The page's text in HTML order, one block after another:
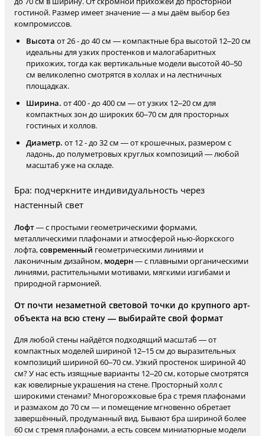
гостиной. Размер имеет значение — а мы даём выбор без
компромиссов.
Высота от 26 - до 40 см — компактные бра высотой 12–20 см
идеальны для узких простенков и малогабаритных
прихожих, тогда как вертикальные модели высотой 40–50
см великолепно смотрятся в холлах и на лестничных
площадках.
Ширина. от 400 - до 400 см — от узких 12–20 см для
компактных зон до широких 60–70 см для просторных
гостиных и холлов.
Диаметр. от 12 - до 32 см — от крошечных, размером с
ладонь, до полуметровых круглых композиций — любой
масштаб уже на складе.
Бра: подчеркните индивидуальность через
настенный свет
Лофт— с простыми геометрическими формами,
металлическими плафонами и атмосферой нью-йоркского
лофта,современный геометрическими линиями и
лаконичным дизайном, модерн— с плавными органическими
линиями, растительными мотивами, мягкими изгибами и
природной гармонией.
От почти незаметной световой точки до крупного арт-
объекта на всю стену — выбирайте свой формат
Для любой стены найдётся подходящий масштаб — от
компактных моделей шириной 12–15 см до выразительных
композиций шириной 60–70 см. Узкий простенок шириной 40
см? У нас есть изящные варианты 12–20 см, которые смотрятся
как ювелирные украшения на стене. Просторный холл с
широкими стенами? Многорожковые бра с тремя плафонами
и размахом до 70 см — и помещение мгновенно обретает
завершённый, продуманный вид. Бывают бра шириной более
60 см с тремя плафонами, а есть совсем миниатюрные модели